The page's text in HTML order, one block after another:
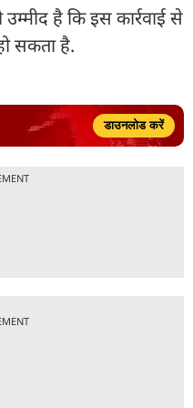
है कि इस कार्रवाई से
सकता है.
डाउनलोड करें